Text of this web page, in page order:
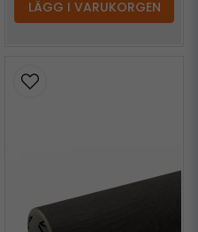
LÄGG I VARUKORGEN